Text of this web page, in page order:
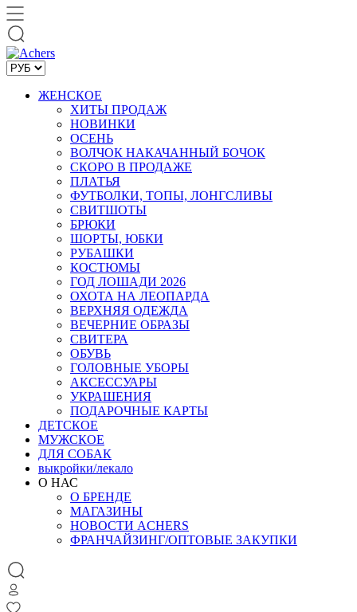
ЖЕНСКОЕ
ХИТЫ ПРОДАЖ
НОВИНКИ
ОСЕНЬ
ВОЛЧОК НАКАЧАННЫЙ БОЧОК
СКОРО В ПРОДАЖЕ
ПЛАТЬЯ
ФУТБОЛКИ, ТОПЫ, ЛОНГСЛИВЫ
СВИТШОТЫ
БРЮКИ
ШОРТЫ, ЮБКИ
РУБАШКИ
КОСТЮМЫ
ГОД ЛОШАДИ 2026
ОХОТА НА ЛЕОПАРДА
ВЕРХНЯЯ ОДЕЖДА
ВЕЧЕРНИЕ ОБРАЗЫ
СВИТЕРА
ОБУВЬ
ГОЛОВНЫЕ УБОРЫ
АКСЕССУАРЫ
УКРАШЕНИЯ
ПОДАРОЧНЫЕ КАРТЫ
ДЕТСКОЕ
МУЖСКОЕ
ДЛЯ СОБАК
выкройки/лекало
О НАС
О БРЕНДЕ
МАГАЗИНЫ
НОВОСТИ ACHERS
ФРАНЧАЙЗИНГ/ОПТОВЫЕ ЗАКУПКИ